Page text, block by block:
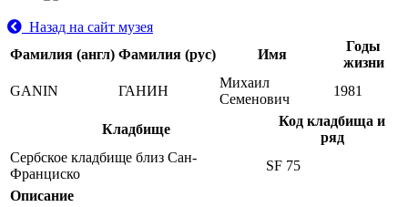
Назад на сайт музея
Фамилия (англ) Фамилия (рус) Имя
Годы
жизни
GANIN
ГАНИН
Михаил
Семенович
1981
Кладбище
Код кладбища и
ряд
Сербское кладбище близ Сан-
Франциско
SF 75
Описание